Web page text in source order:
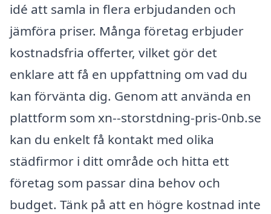
idé att samla in flera erbjudanden och
jämföra priser. Många företag erbjuder
kostnadsfria offerter, vilket gör det
enklare att få en uppfattning om vad du
kan förvänta dig. Genom att använda en
plattform som xn--storstdning-pris-0nb.se
kan du enkelt få kontakt med olika
städfirmor i ditt område och hitta ett
företag som passar dina behov och
budget. Tänk på att en högre kostnad inte